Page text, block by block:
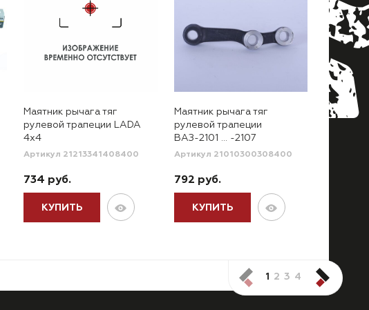
Маятник рычага тяг
рулевой трапеции LADA
4x4
Артикул 21213341408400
734 руб.
КУПИТЬ
Маятник рычага тяг
рулевой трапеции
ВАЗ-2101 … -2107
Артикул 21010300308400
792 руб.
КУПИТЬ
1 2 3 4